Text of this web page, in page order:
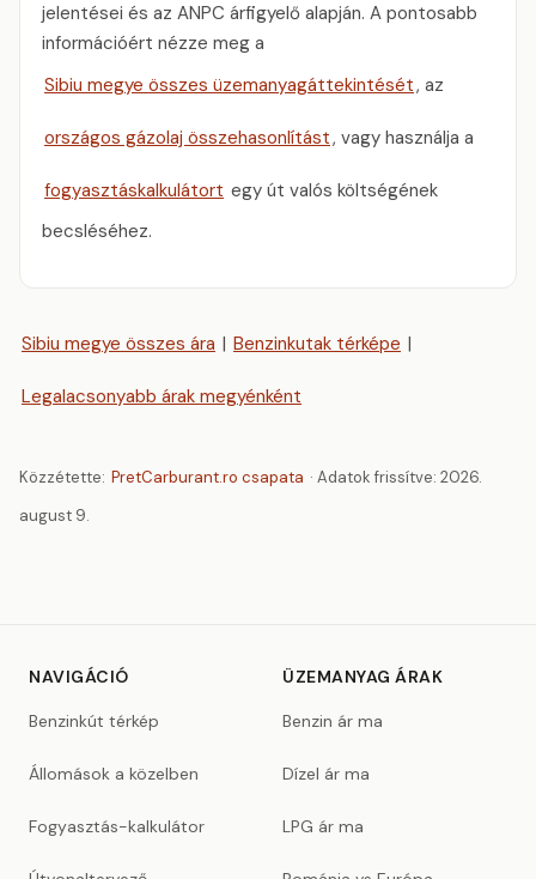
jelentései és az ANPC árfigyelő alapján. A pontosabb
információért nézze meg a
Sibiu megye összes üzemanyagáttekintését, az
országos gázolaj összehasonlítást, vagy használja a
fogyasztáskalkulátort egy út valós költségének
becsléséhez.
Sibiu megye összes ára | Benzinkutak térképe |
Legalacsonyabb árak megyénként
Közzétette: PretCarburant.ro csapata · Adatok frissítve: 2026.
august 9.
NAVIGÁCIÓ
Benzinkút térkép
Állomások a közelben
Fogyasztás-kalkulátor
ÜZEMANYAG ÁRAK
Benzin ár ma
Dízel ár ma
LPG ár ma